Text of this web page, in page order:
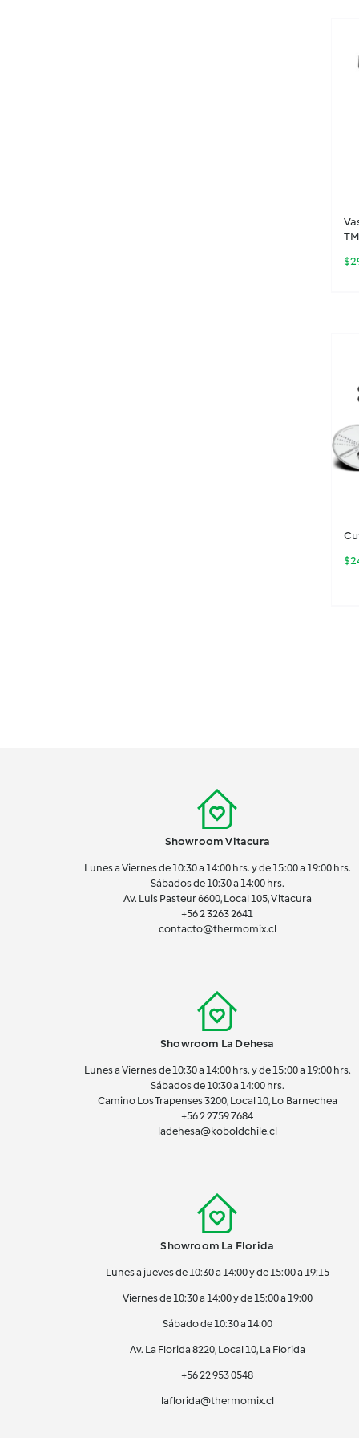
$
$
Showroom Vitacura
Lunes a Viernes de 10:30 a 14:00 hrs. y de 15:00 a 19:00 hrs.
Sábados de 10:30 a 14:00 hrs.
Av. Luis Pasteur 6600, Local 105, Vitacura
+56 2 3263 2641
contacto@thermomix.cl
Showroom La Dehesa
Lunes a Viernes de 10:30 a 14:00 hrs. y de 15:00 a 19:00 hrs.
Sábados de 10:30 a 14:00 hrs.
Camino Los Trapenses 3200, Local 10, Lo Barnechea
+56 22759 7684
ladehesa@koboldchile.cl
Showroom La Florida
Lunes a jueves de 10:30 a 14:00 y de 15:00 a 19:15
Viernes de 10:30 a 14:00 y de 15:00 a 19:00
Sábado de 10:30 a 14:00
Av. La Florida 8220, Local 10, La Florida
+56 22 953 0548
laflorida@thermomix.cl